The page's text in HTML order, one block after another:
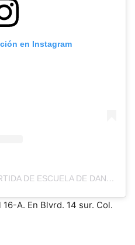
en Instagram
UNA PUBLICACIÓN COMPARTIDA DE ESCUELA DE DANZA (@CITYBALLET_PUEBLA)
A. En Blvrd. 14 sur. Col.